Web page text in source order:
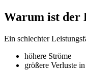
Warum ist der
Ein schlechter
höhere Ströme
größere Verluste